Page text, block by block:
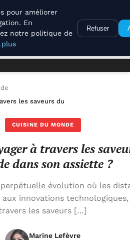
Des Terroirs
les saveurs du monde dans son
CUISINE DU MONDE
à travers les
dans son assiette ?
évolution où les
innovations technologiques,
les saveurs […]
Marine Lefèvre
pour améliorer
En
notre politique de
plus
Refuser